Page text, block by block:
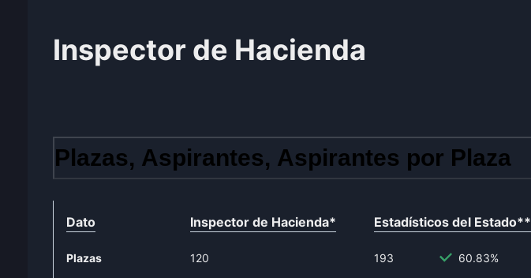
Inspector de Hacienda
Plazas, Aspirantes, Aspirantes por Plaza
Dato Inspector de Hacienda*
Plazas 120
Estadísticos del Estado**
193 60.83%